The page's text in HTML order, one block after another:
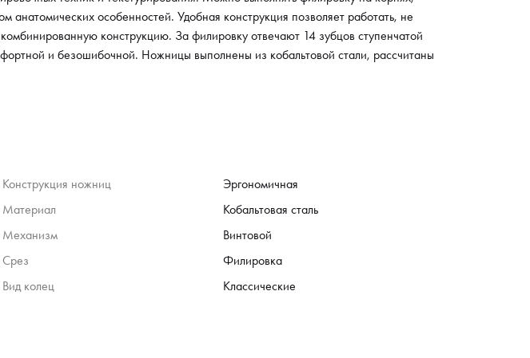
особенностей. Удобная конструкция позволяет работать, не
конструкцию. За филировку отвечают 14 зубцов ступенчатой
и безошибочной. Ножницы выполнены из кобальтовой стали, рассчитаны
Конструкция ножниц
Эргономичная
Материал
Кобальтовая сталь
Механизм
Винтовой
Срез
Филировка
Вид колец
Классические